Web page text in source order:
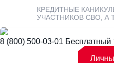
КРЕДИТНЫЕ
УЧАСТНИКОВ СВО, А
8 (800) 500-03-01 Бесплатный